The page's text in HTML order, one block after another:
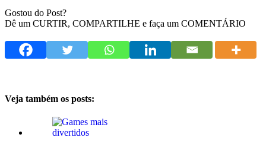
Gostou do Post?
Dê um CURTIR, COMPARTILHE e faça um COMENTÁRIO
Veja também os posts: